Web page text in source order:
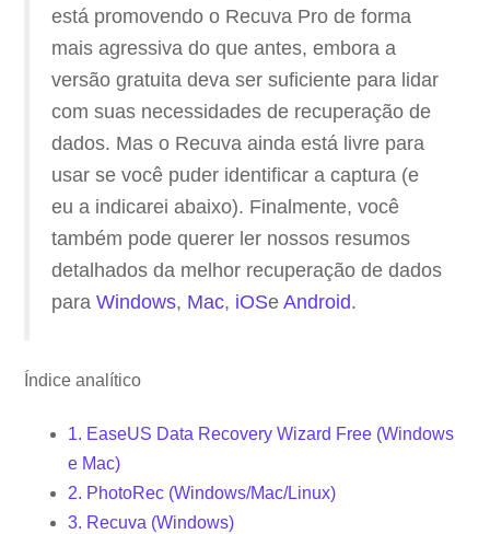
está promovendo o Recuva Pro de forma
mais agressiva do que antes, embora a
versão gratuita deva ser suficiente para lidar
com suas necessidades de recuperação de
dados. Mas o Recuva ainda está livre para
usar se você puder identificar a captura (e
eu a indicarei abaixo). Finalmente, você
também pode querer ler nossos resumos
detalhados da melhor recuperação de dados
paraWindows, Mac, iOSeAndroid.
Índice analítico
1. EaseUS Data Recovery Wizard Free (Windows
e Mac)
2. PhotoRec (Windows/Mac/Linux)
3. Recuva (Windows)